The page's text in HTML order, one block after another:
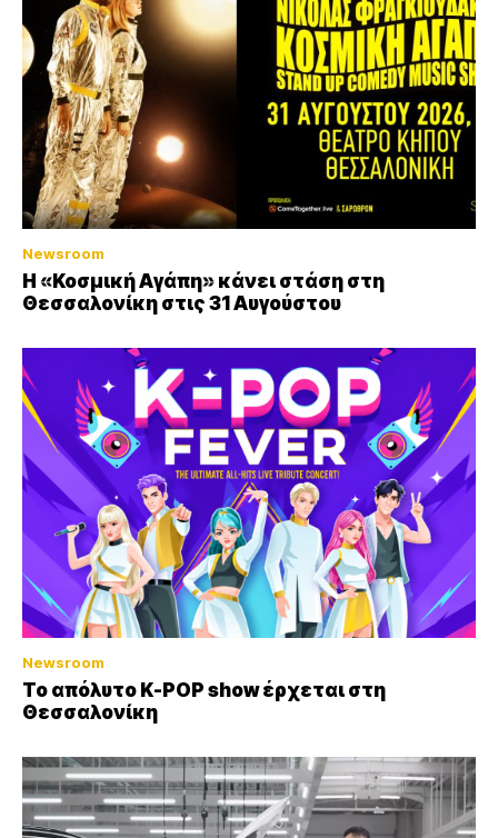
Newsroom
Η «Κοσμική Αγάπη» κάνει στάση στη
Θεσσαλονίκη στις 31 Αυγούστου
Newsroom
Το απόλυτο K-POP show έρχεται στη
Θεσσαλονίκη